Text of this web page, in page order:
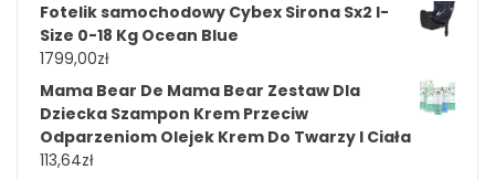
Fotelik samochodowy Cybex Sirona Sx2 I-
Size 0-18 Kg Ocean Blue
1799,00zł
Mama Bear De Mama Bear Zestaw Dla
Dziecka Szampon Krem ​​Przeciw
Odparzeniom Olejek Krem ​​Do Twarzy I Ciała
113,64zł